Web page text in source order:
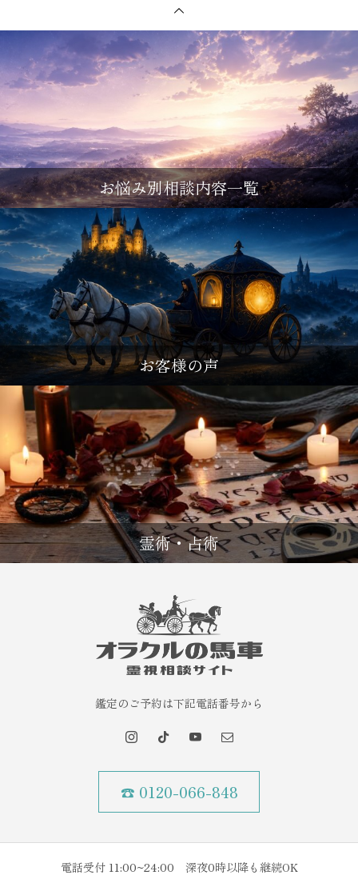
お悩み別相談内容一覧
お客様の声
霊術・占術
鑑定のご予約は下記電話番号から
☎ 0120-066-848
電話受付 11:00~24:00 深夜0時以降も継続OK